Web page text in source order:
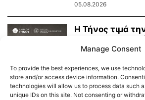
05.08.2026
Η Τήνος τιμά
τη
Τήνιων...
Manage Consent
To provide the best experiences, we use
store and/or access device information.
technologies will allow us to process data such
unique IDs on this site. Not consenting or